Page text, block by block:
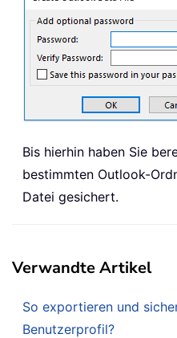
Bis hierhin haben Sie
bestimmten Outlook-
Datei gesichert.
Verwandte Artikel
So exportieren und
Benutzerprofil?